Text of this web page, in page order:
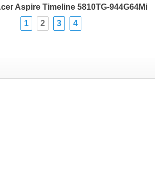
Aspire Timeline 5810TG-944G64Mi
1
2 3 4